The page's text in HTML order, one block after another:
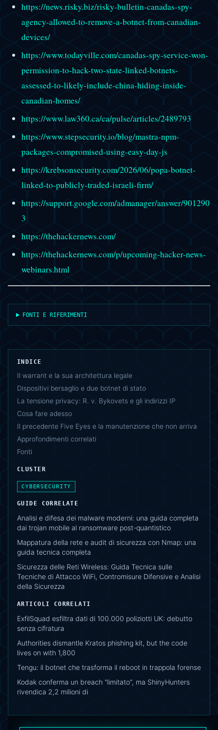
https://news.risky.biz/risky-bulletin-canadas-spy-
agency-allowed-to-remove-a-botnet-from-canadian-
devices/
https://www.todayville.com/canadas-spy-service-won-
permission-to-hack-two-state-linked-botnets-
assessed-to-likely-include-china-hiding-inside-
canadian-homes/
https://www.law360.ca/ca/pulse/articles/2489793
https://www.stepsecurity.io/blog/mastra-npm-
packages-compromised-using-easy-day-js
https://krebsonsecurity.com/2026/06/popa-botnet-
linked-to-publicly-traded-israeli-firm/
https://support.google.com/admanager/answer/901290
3
https://thehackernews.com/
https://thehackernews.com/p/upcoming-hacker-news-
webinars.html
FONTI E RIFERIMENTI
INDICE
Il warrant e la sua architettura legale
Dispositivi bersaglio e due botnet di stato
La tensione privacy: R. v. Bykovets e gli indirizzi IP
Cosa fare adesso
Il precedente Five Eyes e la manutenzione che non arriva
Approfondimenti correlati
Fonti
CLUSTER
CYBERSECURITY
GUIDE CORRELATE
Analisi e difesa dei malware moderni: una guida completa
dai trojan mobile al ransomware post-quantistico
Mappatura della rete e audit di sicurezza con Nmap: una
guida tecnica completa
Sicurezza delle Reti Wireless: Guida Tecnica sulle
Tecniche di Attacco WiFi, Contromisure Difensive e Analisi
della Sicurezza
ARTICOLI CORRELATI
ExfilSquad esfiltra dati di 100.000 poliziotti UK: debutto
senza cifratura
Authorities dismantle Kratos phishing kit, but the code
lives on with 1,800
Tengu: il botnet che trasforma il reboot in trappola forense
Kodak conferma un breach "limitato", ma ShinyHunters
rivendica 2,2 milioni di